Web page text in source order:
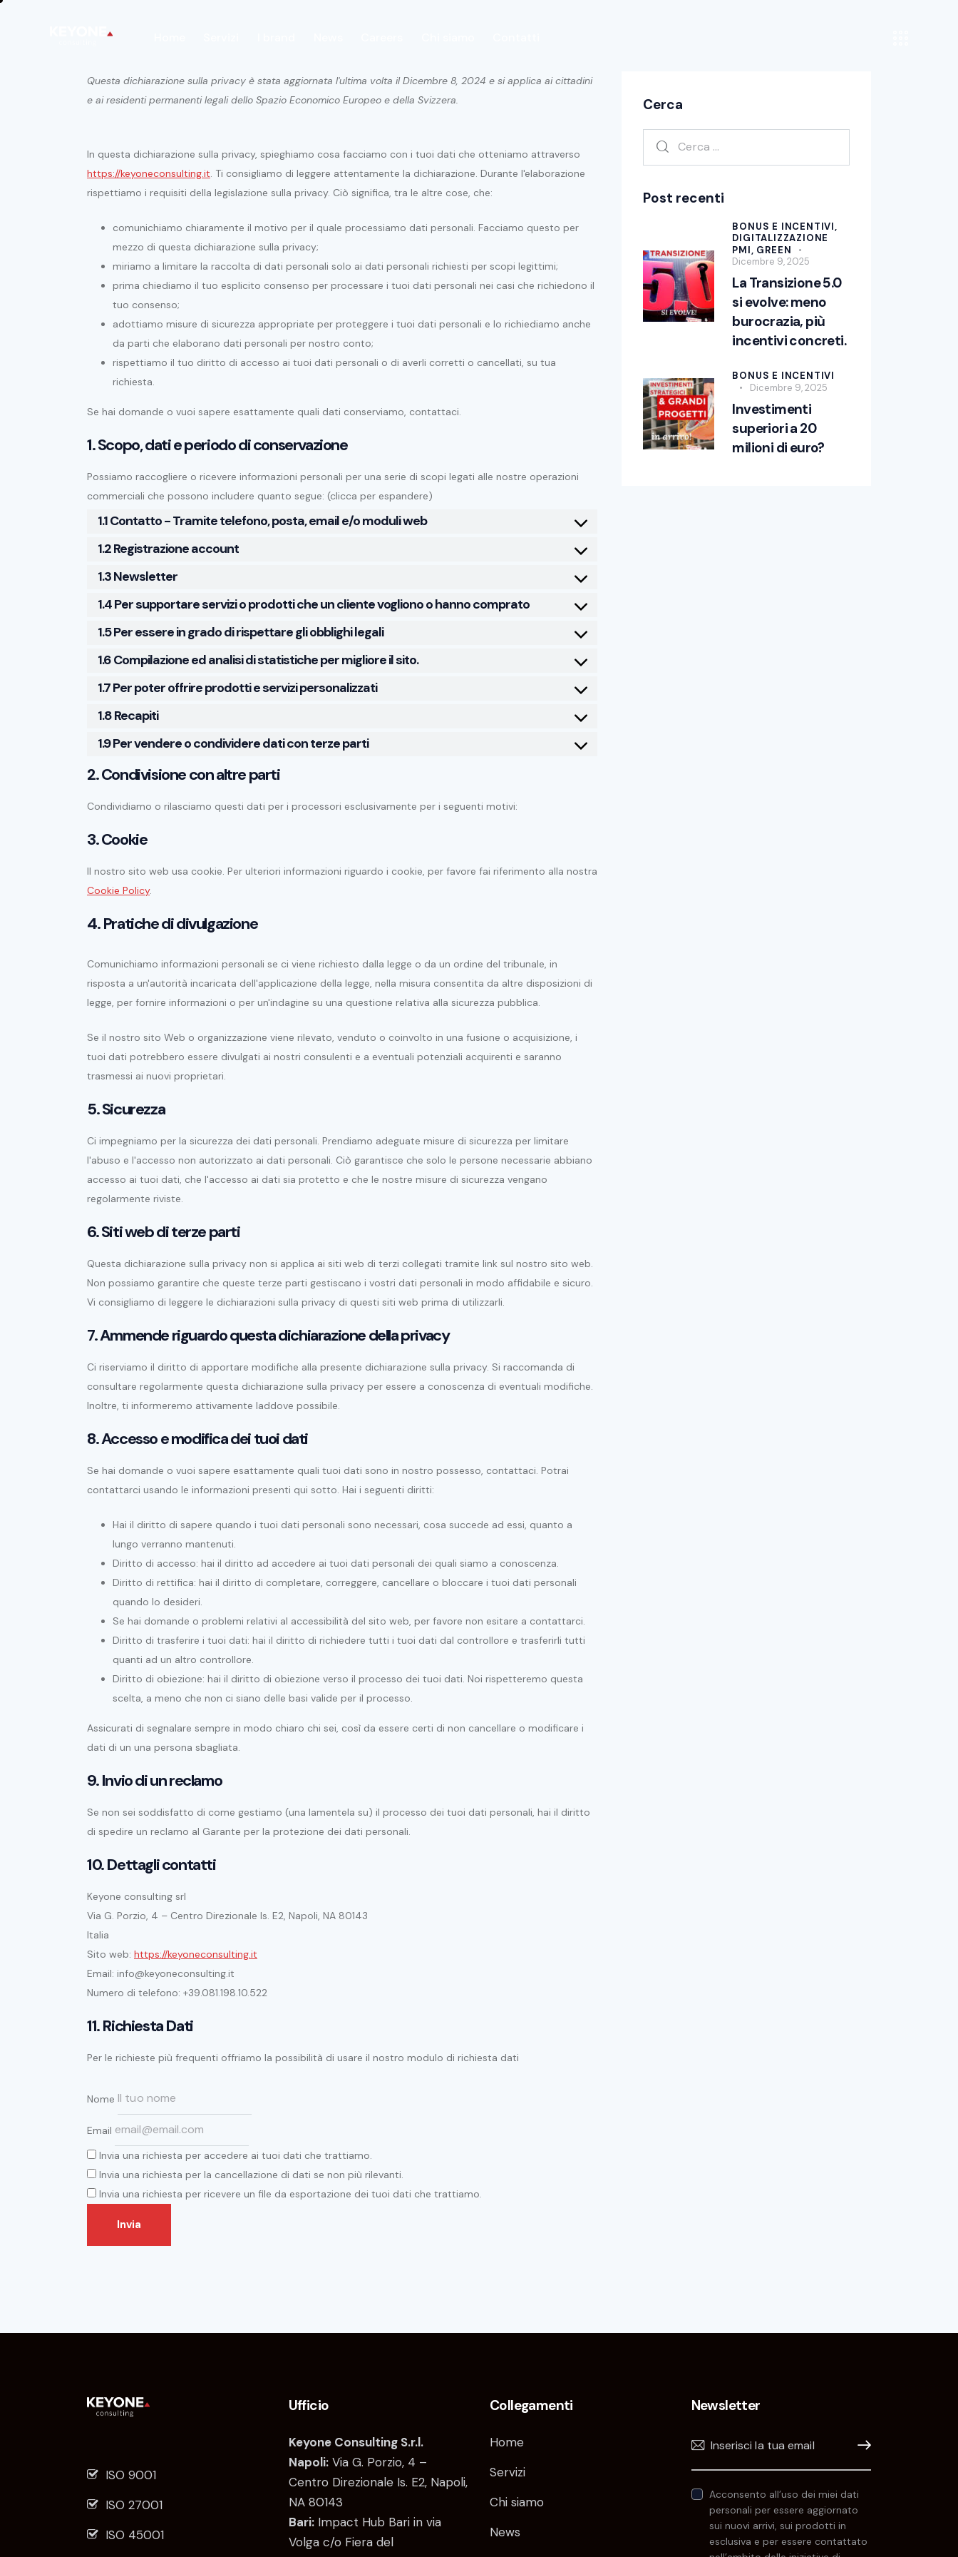
Home Servizi I brand News Careers Chi siamo Contatti
Questa dichiarazione sulla privacy è stata aggiornata l'ultima volta il Dicembre 8, 2024 e si applica ai cittadini
e ai residenti permanenti legali dello Spazio Economico Europeo e della Svizzera.
In questa dichiarazione sulla privacy, spieghiamo cosa facciamo con i tuoi dati che otteniamo attraverso
https://keyoneconsulting.it. Ti consigliamo di leggere attentamente la dichiarazione. Durante l'elaborazione
rispettiamo i requisiti della legislazione sulla privacy. Ciò significa, tra le altre cose, che:
comunichiamo chiaramente il motivo per il quale processiamo dati personali. Facciamo questo per
mezzo di questa dichiarazione sulla privacy;
miriamo a limitare la raccolta di dati personali solo ai dati personali richiesti per scopi legittimi;
prima chiediamo il tuo esplicito consenso per processare i tuoi dati personali nei casi che richiedono il
tuo consenso;
adottiamo misure di sicurezza appropriate per proteggere i tuoi dati personali e lo richiediamo anche
da parti che elaborano dati personali per nostro conto;
rispettiamo il tuo diritto di accesso ai tuoi dati personali o di averli corretti o cancellati, su tua
richiesta.
Se hai domande o vuoi sapere esattamente quali dati conserviamo, contattaci.
1. Scopo, dati e periodo di conservazione
Possiamo raccogliere o ricevere informazioni personali per una serie di scopi legati alle nostre operazioni
commerciali che possono includere quanto segue: (clicca per espandere)
1.1 Contatto - Tramite telefono, posta, email e/o moduli web
1.2 Registrazione account
1.3 Newsletter
1.4 Per supportare servizi o prodotti che un cliente vogliono o hanno comprato
1.5 Per essere in grado di rispettare gli obblighi legali
1.6 Compilazione ed analisi di statistiche per migliore il sito.
1.7 Per poter offrire prodotti e servizi personalizzati
1.8 Recapiti
1.9 Per vendere o condividere dati con terze parti
2. Condivisione con altre parti
Condividiamo o rilasciamo questi dati per i processori esclusivamente per i seguenti motivi:
3. Cookie
Il nostro sito web usa cookie. Per ulteriori informazioni riguardo i cookie, per favore fai riferimento alla nostra
Cookie Policy.
4. Pratiche di divulgazione
Comunichiamo informazioni personali se ci viene richiesto dalla legge o da un ordine del tribunale, in
risposta a un'autorità incaricata dell'applicazione della legge, nella misura consentita da altre disposizioni di
legge, per fornire informazioni o per un'indagine su una questione relativa alla sicurezza pubblica.
Se il nostro sito Web o organizzazione viene rilevato, venduto o coinvolto in una fusione o acquisizione, i
tuoi dati potrebbero essere divulgati ai nostri consulenti e a eventuali potenziali acquirenti e saranno
trasmessi ai nuovi proprietari.
5. Sicurezza
Ci impegniamo per la sicurezza dei dati personali. Prendiamo adeguate misure di sicurezza per limitare
l'abuso e l'accesso non autorizzato ai dati personali. Ciò garantisce che solo le persone necessarie abbiano
accesso ai tuoi dati, che l'accesso ai dati sia protetto e che le nostre misure di sicurezza vengano
regolarmente riviste.
6. Siti web di terze parti
Questa dichiarazione sulla privacy non si applica ai siti web di terzi collegati tramite link sul nostro sito web.
Non possiamo garantire che queste terze parti gestiscano i vostri dati personali in modo affidabile e sicuro.
Vi consigliamo di leggere le dichiarazioni sulla privacy di questi siti web prima di utilizzarli.
7. Ammende riguardo questa dichiarazione della privacy
Ci riserviamo il diritto di apportare modifiche alla presente dichiarazione sulla privacy. Si raccomanda di
consultare regolarmente questa dichiarazione sulla privacy per essere a conoscenza di eventuali modifiche.
Inoltre, ti informeremo attivamente laddove possibile.
8. Accesso e modifica dei tuoi dati
Se hai domande o vuoi sapere esattamente quali tuoi dati sono in nostro possesso, contattaci. Potrai
contattarci usando le informazioni presenti qui sotto. Hai i seguenti diritti:
Hai il diritto di sapere quando i tuoi dati personali sono necessari, cosa succede ad essi, quanto a
lungo verranno mantenuti.
Diritto di accesso: hai il diritto ad accedere ai tuoi dati personali dei quali siamo a conoscenza.
Diritto di rettifica: hai il diritto di completare, correggere, cancellare o bloccare i tuoi dati personali
quando lo desideri.
Se hai domande o problemi relativi al accessibilità del sito web, per favore non esitare a contattarci.
Diritto di trasferire i tuoi dati: hai il diritto di richiedere tutti i tuoi dati dal controllore e trasferirli tutti
quanti ad un altro controllore.
Diritto di obiezione: hai il diritto di obiezione verso il processo dei tuoi dati. Noi rispetteremo questa
scelta, a meno che non ci siano delle basi valide per il processo.
Assicurati di segnalare sempre in modo chiaro chi sei, così da essere certi di non cancellare o modificare i
dati di un una persona sbagliata.
9. Invio di un reclamo
Se non sei soddisfatto di come gestiamo (una lamentela su) il processo dei tuoi dati personali, hai il diritto
di spedire un reclamo al Garante per la protezione dei dati personali.
10. Dettagli contatti
Keyone consulting srl
Via G. Porzio, 4 – Centro Direzionale Is. E2, Napoli, NA 80143
Italia
Sito web: https://keyoneconsulting.it
Email: info@keyoneconsulting.it
Numero di telefono: +39.081.198.10.522
11. Richiesta Dati
Per le richieste più frequenti offriamo la possibilità di usare il nostro modulo di richiesta dati
Nome
Email
Invia una richiesta per accedere ai tuoi dati che trattiamo.
Invia una richiesta per la cancellazione di dati se non più rilevanti.
Invia una richiesta per ricevere un file da esportazione dei tuoi dati che trattiamo.
Cerca
Post recenti
BONUS E INCENTIVI,
DIGITALIZZAZIONE
PMI, GREEN
Dicembre 9, 2025
La Transizione 5.0
si evolve: meno
burocrazia, più
incentivi concreti.
BONUS E INCENTIVI
Dicembre 9, 2025
Investimenti
superiori a 20
milioni di euro?
ISO 9001
ISO 27001
ISO 45001
Ufficio
Keyone Consulting S.r.l.
Napoli:Via G. Porzio, 4 –
Centro Direzionale Is. E2, Napoli,
NA 80143
Bari:Impact Hub Bari in via
Volga c/o Fiera del
Collegamenti
Home
Servizi
Chi siamo
News
Newsletter
Iscrivimi!
Acconsento all’uso dei miei dati
personali per essere aggiornato
sui nuovi arrivi, sui prodotti in
esclusiva e per essere contattato